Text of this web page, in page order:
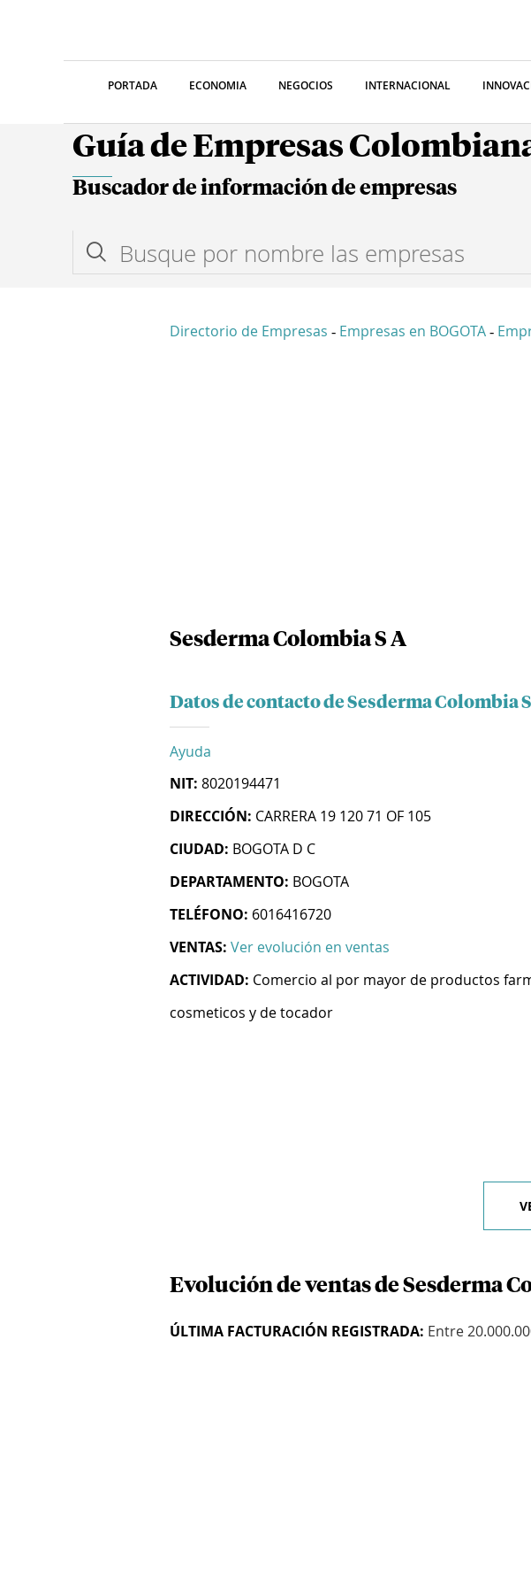
PORTADA ECONOMIA NEGOCIOS INTERNACIONAL
Guía de Empresas
Buscador de información de empresas
Directorio de Empresas - Empresas en BOGOTA -
Sesderma Colombia S A
Datos de contacto de Sesderma Colombia
Ayuda
NIT: 8020194471
DIRECCIÓN: CARRERA 19 120 71 OF 105
CIUDAD: BOGOTA D C
DEPARTAMENTO: BOGOTA
TELÉFONO: 6016416720
VENTAS: Ver evolución en ventas
ACTIVIDAD: Comercio al por mayor de productos
cosmeticos y de tocador
Evolución de ventas de Sesderma
ÚLTIMA FACTURACIÓN REGISTRADA: Entre